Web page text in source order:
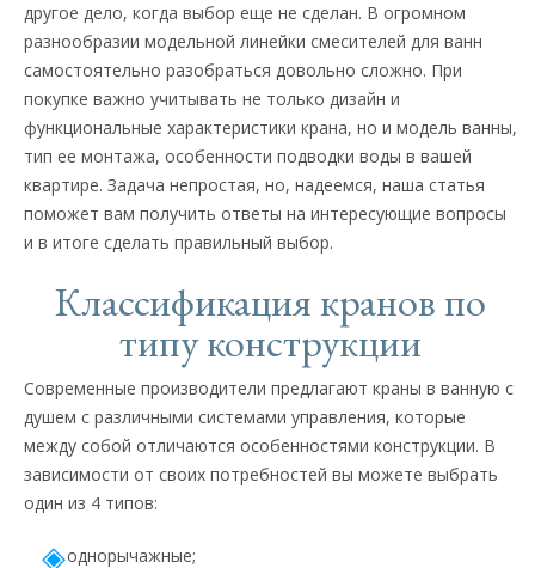
другое дело, когда выбор еще не сделан. В огромном
разнообразии модельной линейки смесителей для ванн
самостоятельно разобраться довольно сложно. При
покупке важно учитывать не только дизайн и
функциональные характеристики крана, но и модель ванны,
тип ее монтажа, особенности подводки воды в вашей
квартире. Задача непростая, но, надеемся, наша статья
поможет вам получить ответы на интересующие вопросы
и в итоге сделать правильный выбор.
Классификация кранов по
типу конструкции
Современные производители предлагают краны в ванную с
душем с различными системами управления, которые
между собой отличаются особенностями конструкции. В
зависимости от своих потребностей вы можете выбрать
один из 4 типов:
однорычажные;